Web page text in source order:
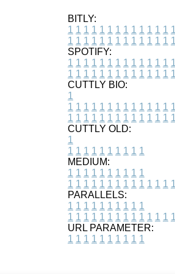
BITLY:
1 1 1 1 1 1 1 1 1 1 1 1 1 1
1 1 1 1 1 1 1 1 1 1 1 1 1 1
SPOTIFY:
1 1 1 1 1 1 1 1 1 1 1 1 1 1
1 1 1 1 1 1 1 1 1 1 1 1 1 1
CUTTLY BIO:
1
1 1 1 1 1 1 1 1 1 1 1 1 1 1
1 1 1 1 1 1 1 1 1 1 1 1 1 1
CUTTLY OLD:
1
1 1 1 1 1 1 1 1 1 1
MEDIUM:
1 1 1 1 1 1 1 1 1 1
1 1 1 1 1 1 1 1 1 1 1 1 1 1
PARALLELS:
1 1 1 1 1 1 1 1 1 1
1 1 1 1 1 1 1 1 1 1 1 1 1 1
URL PARAMETER:
1 1 1 1 1 1 1 1 1 1